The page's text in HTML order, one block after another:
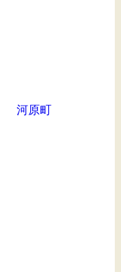
河原町